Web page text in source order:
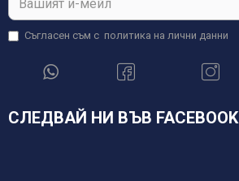
Съгласен съм с политика на лични данни
СЛЕДВАЙ НИ ВЪВ FACEBOOK